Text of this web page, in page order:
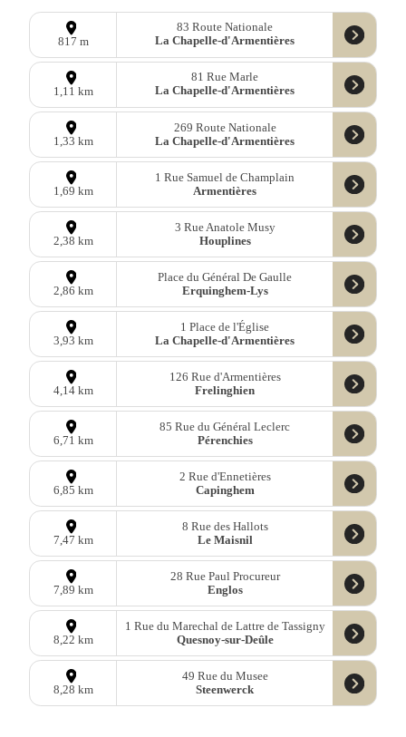
817 m
83 Route Nationale
La Chapelle-d'Armentières
1,11 km
81 Rue Marle
La Chapelle-d'Armentières
1,33 km
269 Route Nationale
La Chapelle-d'Armentières
1,69 km
1 Rue Samuel de Champlain
Armentières
2,38 km
3 Rue Anatole Musy
Houplines
2,86 km
Place du Général De Gaulle
Erquinghem-Lys
3,93 km
1 Place de l'Église
La Chapelle-d'Armentières
4,14 km
126 Rue d'Armentières
Frelinghien
6,71 km
85 Rue du Général Leclerc
Pérenchies
6,85 km
2 Rue d'Ennetières
Capinghem
7,47 km
8 Rue des Hallots
Le Maisnil
7,89 km
28 Rue Paul Procureur
Englos
8,22 km
1 Rue du Marechal de Lattre de Tassigny
Quesnoy-sur-Deûle
8,28 km
49 Rue du Musee
Steenwerck